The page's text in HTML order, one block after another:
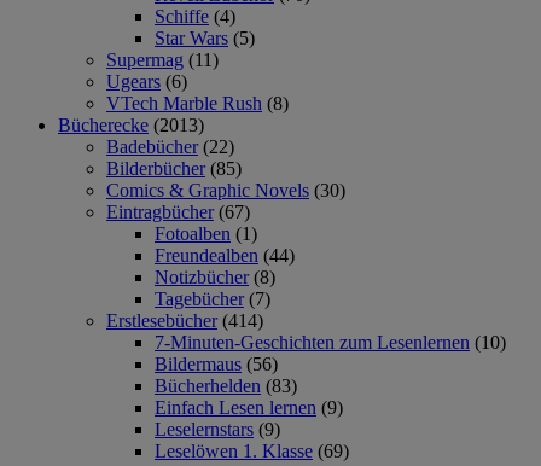
Schiffe (4)
Star Wars (5)
Supermag (11)
Ugears (6)
VTech Marble Rush (8)
Bücherecke (2013)
Badebücher (22)
Bilderbücher (85)
Comics & Graphic Novels (30)
Eintragbücher (67)
Fotoalben (1)
Freundealben (44)
Notizbücher (8)
Tagebücher (7)
Erstlesebücher (414)
7-Minuten-Geschichten zum Lesenlernen (10)
Bildermaus (56)
Bücherhelden (83)
Einfach Lesen lernen (9)
Leselernstars (9)
Leselöwen 1. Klasse (69)